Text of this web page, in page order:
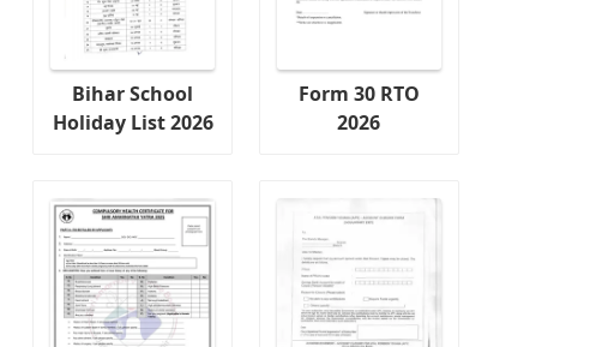
Bihar School
Holiday List 2026
Form 30 RTO
2026